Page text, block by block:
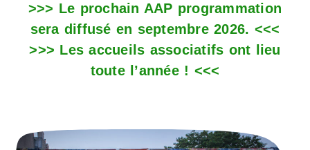
>>> Le prochain AAP programmation
sera diffusé en septembre 2026. <<<
>>> Les accueils associatifs ont lieu
toute l’année ! <<<